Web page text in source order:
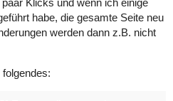
Klicks und wenn ich einige
habe, die gesamte Seite neu
werden dann z.B. nicht